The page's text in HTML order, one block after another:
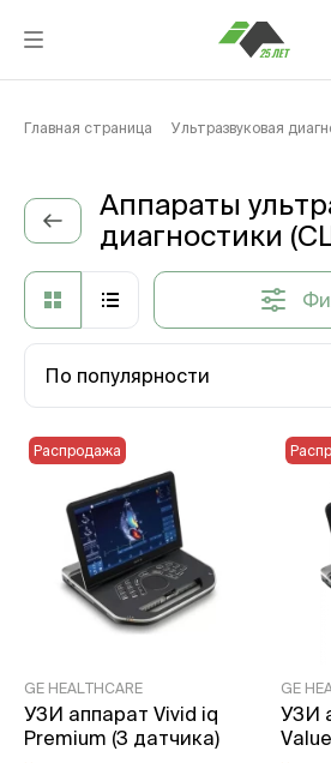
Главная страница Ультразвуковая
Аппараты
диагностики
По популярности
GE HEALTHCARE
УЗИ аппарат Vivid iq
Premium (3 датчика)
Распродажа
GE
УЗИ